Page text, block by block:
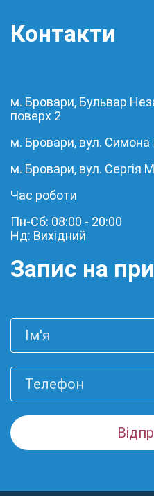
Контакти
м. Бровари, Бульвар
поверх 2
м. Бровари, вул.
м. Бровари, вул. Сергія
Час роботи
Пн-Сб: 08:00 - 20:00
Нд: Вихідний
Запис на